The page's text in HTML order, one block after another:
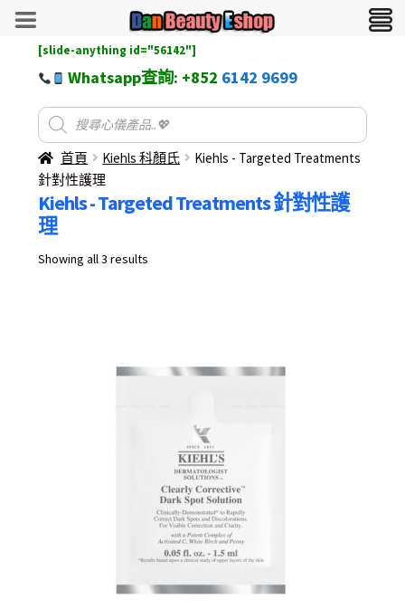
[slide-anything id="56142"]
Whatsapp查詢: +852 6142 9699
首頁 Kiehls 科顏氏
Kiehls - Targeted Treatments
針對性護理
Kiehls - Targeted Treatments 針對性護
理
Showing all 3 resultsSorted